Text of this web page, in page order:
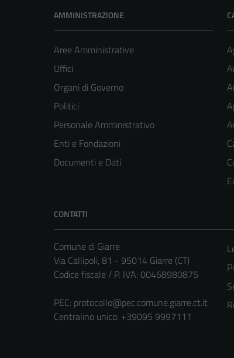
AMMINISTRAZIONE
Aree Amministrative
Uffici
Organi di Governo
Politici
Personale Amministrativo
Enti e Fondazioni
Documenti e Dati
CONTATTI
Comune di Giarre
Via Callipoli, 81 - 95014 Giarre (CT)
Codice fiscale / P. IVA: 00468980875
PEC: protocollo@pec.comune.giarre.ct.it
Centralino unico: +39095 9997111